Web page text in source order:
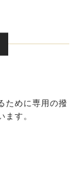
ために専用の撥
す。